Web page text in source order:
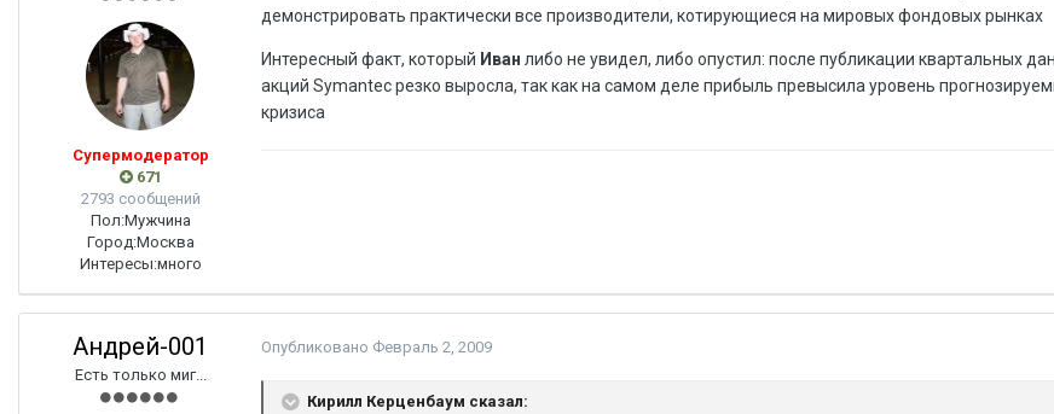
Супермодератор
671
2793 сообщений
Пол:Мужчина
Город:Москва
Интересы:много
демонстрировать практически все производители, котирующиеся на мировых фондовых рынках
Интересный факт, который Иван либо не увидел, либо опустил: после публикации квартальных
акций Symantec резко выросла, так как на самом деле прибыль превысила уровень
кризиса
Андрей-001
Есть только миг...
Опубликовано Февраль 2, 2009
Кирилл Керценбаум сказал: